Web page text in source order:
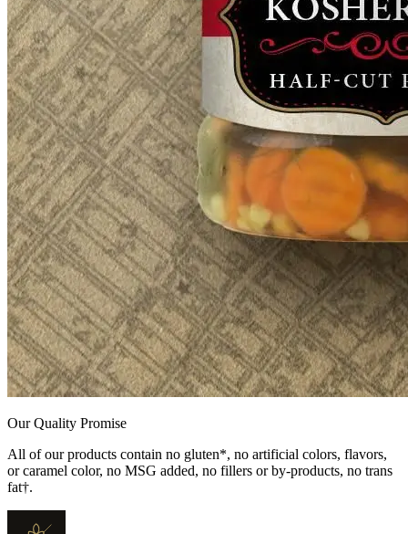
Our Quality Promise
All of our products contain no gluten*, no artificial colors, flavors,
or caramel color, no MSG added, no fillers or by-products, no trans
fat†.